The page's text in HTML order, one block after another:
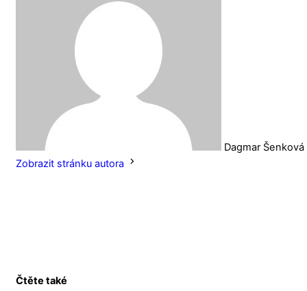
Dagmar Šenková
Zobrazit stránku autora
Čtěte také